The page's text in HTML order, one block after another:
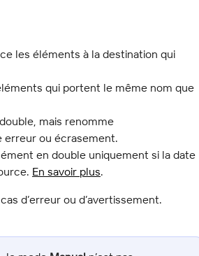
les éléments à la destination qui
qui portent le même nom que
mais renomme
erreur ou écrasement.
en double uniquement si la date
En savoir plus.
d’erreur ou d’avertissement.